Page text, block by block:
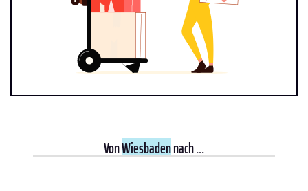
VonWiesbadennach ...